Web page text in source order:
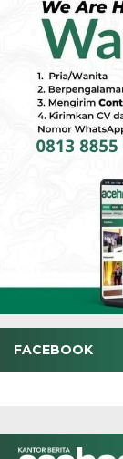
FACEBOOK